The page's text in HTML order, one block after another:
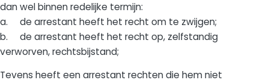
dan wel binnen redelijke termijn:
a. de arrestant heeft het recht om te zwijgen;
b. de arrestant heeft het recht op, zelfstandig
verworven, rechtsbijstand;
Tevens heeft een arrestant rechten die hem niet